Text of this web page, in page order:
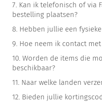
7. Kan ik telefonisch of via
bestelling plaatsen?
8. Hebben jullie een
9. Hoe neem ik contact
10. Worden de items die
beschikbaar?
11. Naar welke landen
12. Bieden jullie